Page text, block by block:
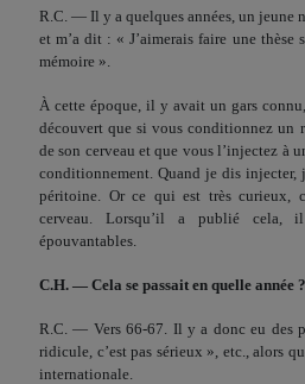
R.C. — Il y a quelques années, un jeune
et m’a dit : « J’aimerais faire une thèse
mémoire ».
À cette époque, il y avait un gars
découvert que si vous conditionnez un
de son cerveau et que vous l’injectez à
conditionnement. Quand je dis injec­ter,
péritoine. Or ce qui est très curieux,
cerveau. Lorsqu’il a publié cela,
épouvantables.
C.H. — Cela se passait en quelle année ?
R.C. — Vers 66-67. Il y a donc eu des
ridicule, c’est pas sérieux », etc., alors
internationale.